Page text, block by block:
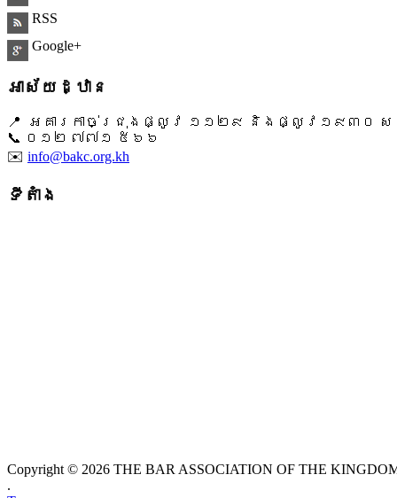
RSS
Google+
អាស័យដ្ឋាន
📍 អគារកាច់ជ្រុងផ្លូវ ១១២៩ និងផ្លូវ១៩៣០ ស
📞 ​០១២ ៧៧១ ៥៦៦
✉️ info@bakc.org.kh
ទីតាំង
Copyright © 2026 THE BAR ASSOCIATION OF THE
.